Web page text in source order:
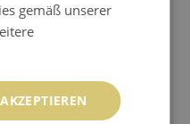
gemäß unserer